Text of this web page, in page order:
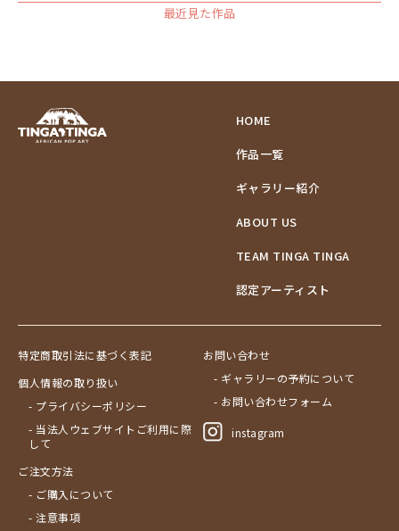
最近見た作品
HOME
作品一覧
ギャラリー紹介
ABOUT US
TEAM TINGA TINGA
認定アーティスト
特定商取引法に基づく表記
個人情報の取り扱い
- プライバシーポリシー
- 当法人ウェブサイトご利用に際
して
ご注文方法
- ご購入について
- 注意事項
お問い合わせ
- ギャラリーの予約について
- お問い合わせフォーム
instagram